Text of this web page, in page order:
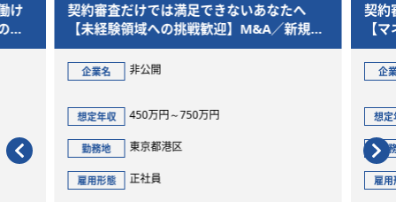
け
経
契約審査だけでは満足できないあなたへ
【未経験領域への挑戦歓迎】M&A／新規事
業／個人情報／AI領域まで踏み込める“事業
推進法務”を募集
企業名 非公開
想定年収 450万円～750万円
勤務地 東京都港区
雇用形態 正社員
契約
【
なキ
人情
務”
企
想定
勤
雇用